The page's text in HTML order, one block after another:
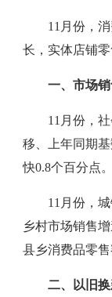
11月份，
长，实体店铺
一、市场
11月份，
移、上年同期
快0.8个百分点
11月份，
乡村市场销售
县乡消费品零
二、以旧